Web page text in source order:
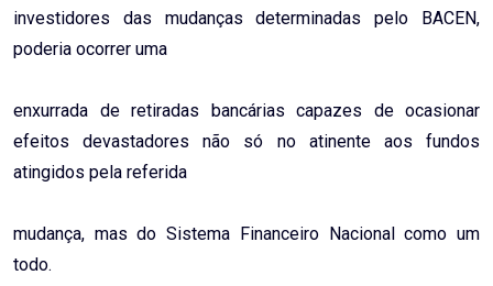
investidores das mudanças determinadas pelo BACEN,
poderia ocorrer uma
enxurrada de retiradas bancárias capazes de ocasionar
efeitos devastadores não só no atinente aos fundos
atingidos pela referida
mudança, mas do Sistema Financeiro Nacional como um
todo.